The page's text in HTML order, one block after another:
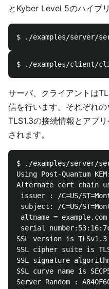
とKyber Level 5のハイブ
サーバ、クライアントは
信を行います。それぞれ
TLS1.3の接続情報とアプ
されます。
$ ./examples/server/
Using Post-Quantum KEM:
Alternate cert chain
issuer : /C=US/
subject: /C=US/
altname = example.com
serial
SSL version is TLSv1.3
SSL cipher suite is
SSL signature
SSL curve name is
Server Random :